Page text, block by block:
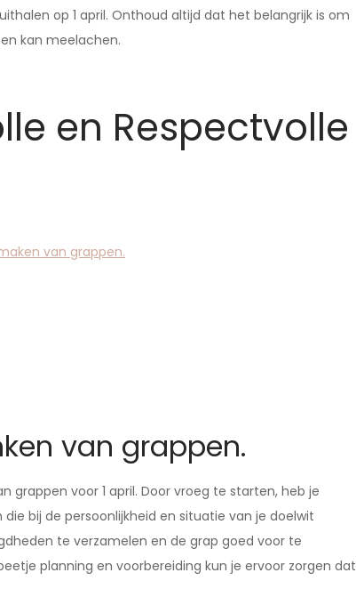
op 1 april. Onthoud altijd dat het belangrijk is om
kan meelachen.
en Respectvolle
van grappen.
van grappen.
voor 1 april. Door vroeg te starten, heb je
bij de persoonlijkheid en situatie van je doelwit
te verzamelen en de grap goed voor te
planning en voorbereiding kun je ervoor zorgen dat